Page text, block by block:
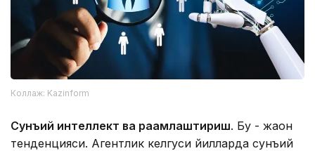
Коллаж: Kazinform
Сунъий интеллект ва рақамлаштириш. Бу - жаҳон
тенденцияси. Агентлик келгуси йилларда сунъий